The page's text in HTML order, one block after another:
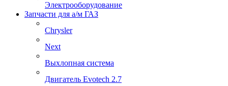
Электрооборудование
Запчасти для а/м ГАЗ
Chrysler
Next
Выхлопная система
Двигатель Evotech 2.7